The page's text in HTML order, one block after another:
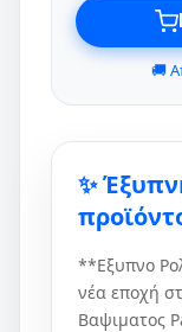
🚚
✨
**Εξυπνο
νέα εποχή
Βαψιματος